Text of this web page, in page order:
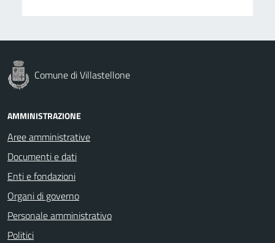
Comune di Villastellone
AMMINISTRAZIONE
Aree amministrative
Documenti e dati
Enti e fondazioni
Organi di governo
Personale amministrativo
Politici